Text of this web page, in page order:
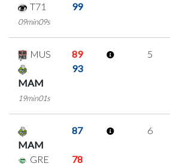
T71 99
09min09s
MUS 89
MAM
93
19min01s
5
MAM
87
GRE 78
6